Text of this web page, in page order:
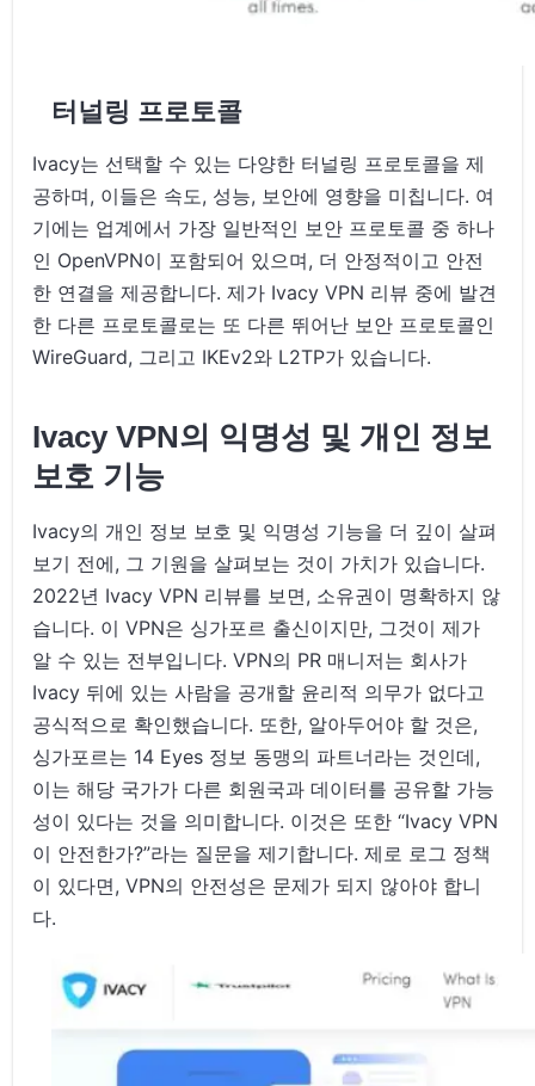
터널링 프로토콜
Ivacy는 선택할 수 있는 다양한 터널링 프로토콜을 제
공하며, 이들은 속도, 성능, 보안에 영향을 미칩니다. 여
기에는 업계에서 가장 일반적인 보안 프로토콜 중 하나
인 OpenVPN이 포함되어 있으며, 더 안정적이고 안전
한 연결을 제공합니다. 제가 Ivacy VPN 리뷰 중에 발견
한 다른 프로토콜로는 또 다른 뛰어난 보안 프로토콜인
WireGuard, 그리고 IKEv2와 L2TP가 있습니다.
Ivacy VPN의 익명성 및 개인 정보
보호 기능
Ivacy의 개인 정보 보호 및 익명성 기능을 더 깊이 살펴
보기 전에, 그 기원을 살펴보는 것이 가치가 있습니다.
2022년 Ivacy VPN 리뷰를 보면, 소유권이 명확하지 않
습니다. 이 VPN은 싱가포르 출신이지만, 그것이 제가
알 수 있는 전부입니다. VPN의 PR 매니저는 회사가
Ivacy 뒤에 있는 사람을 공개할 윤리적 의무가 없다고
공식적으로 확인했습니다. 또한, 알아두어야 할 것은,
싱가포르는 14 Eyes 정보 동맹의 파트너라는 것인데,
이는 해당 국가가 다른 회원국과 데이터를 공유할 가능
성이 있다는 것을 의미합니다. 이것은 또한 “Ivacy VPN
이 안전한가?”라는 질문을 제기합니다. 제로 로그 정책
이 있다면, VPN의 안전성은 문제가 되지 않아야 합니
다.